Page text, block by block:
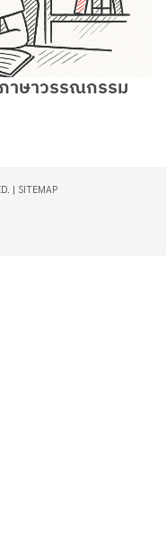
ษาวรรณกรรม
| SITEMAP